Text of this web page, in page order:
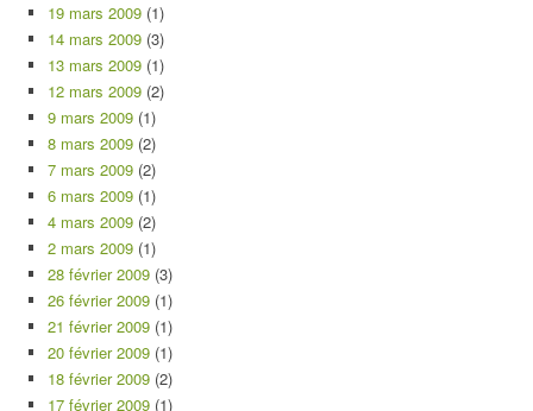
19 mars 2009 (1)
14 mars 2009 (3)
13 mars 2009 (1)
12 mars 2009 (2)
9 mars 2009 (1)
8 mars 2009 (2)
7 mars 2009 (2)
6 mars 2009 (1)
4 mars 2009 (2)
2 mars 2009 (1)
28 février 2009 (3)
26 février 2009 (1)
21 février 2009 (1)
20 février 2009 (1)
18 février 2009 (2)
17 février 2009 (1)